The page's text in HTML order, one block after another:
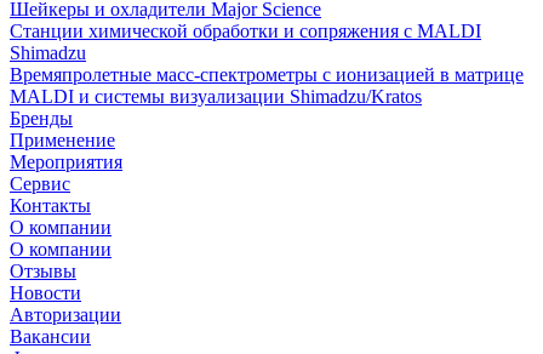
Шейкеры и охладители Major Science
Станции химической обработки и сопряжения с MALDI
Shimadzu
Времяпролетные масс-спектрометры с ионизацией в матрице
MALDI и системы визуализации Shimadzu/Kratos
Бренды
Применение
Мероприятия
Сервис
Контакты
О компании
О компании
Отзывы
Новости
Авторизации
Вакансии